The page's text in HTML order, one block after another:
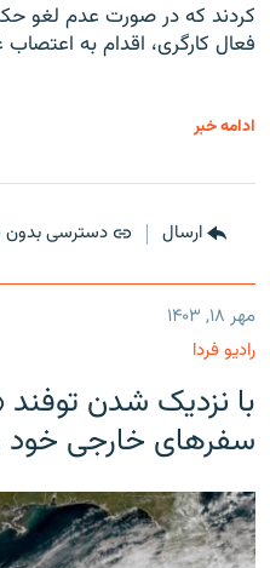
کردند که در صورت عدم لغو
فعال کارگری، اقدام به
ادامه خبر
ارسال دسترسی بدون
مهر ۱۸, ۱۴۰۳
رادیو فردا
با نزدیک شدن توفند
سفرهای خارجی خود